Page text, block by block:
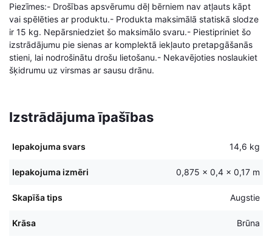
Piezīmes:- Drošības apsvērumu dēļ bērniem nav atļauts kāpt
vai spēlēties ar produktu.- Produkta maksimālā statiskā slodze
ir 15 kg. Nepārsniedziet šo maksimālo svaru.- Piestipriniet šo
izstrādājumu pie sienas ar komplektā iekļauto pretapgāšanās
stieni, lai nodrošinātu drošu lietošanu.- Nekavējoties noslaukiet
šķidrumu uz virsmas ar sausu drānu.
Izstrādājuma īpašības
Iepakojuma svars 14,6 kg
Iepakojuma izmēri 0,875 × 0,4 × 0,17 m
Skapīša tips Augstie
Krāsa Brūna